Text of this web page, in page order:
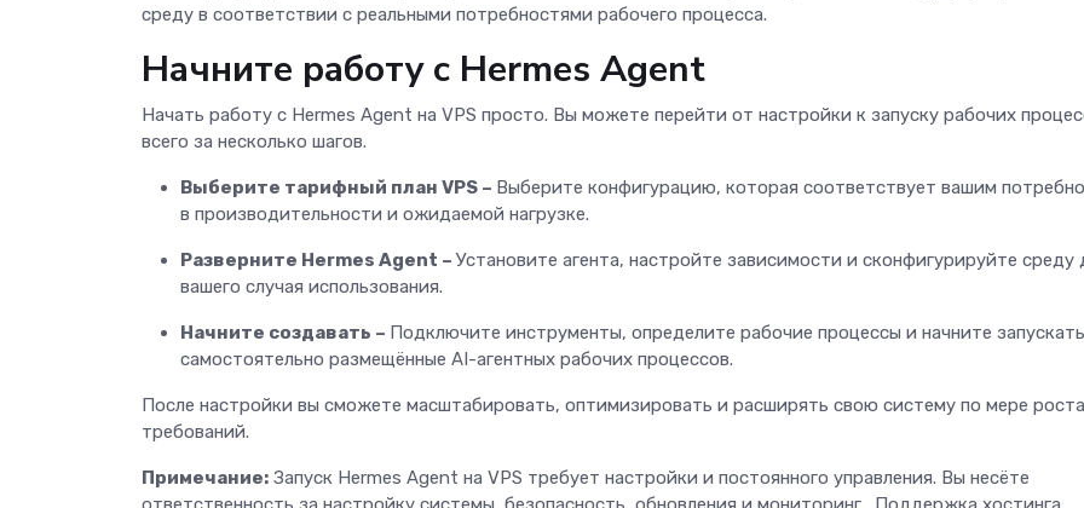
среду в соответствии с реальными потребностями рабочего процесса.
Начните работу с Hermes Agent
Начать работу с Hermes Agent на VPS просто. Вы можете перейти от настройки к запуску рабочих
всего за несколько шагов.
Выберите тарифный план VPS – Выберите конфигурацию, которая соответствует вашим
в производительности и ожидаемой нагрузке.
Разверните Hermes Agent – Установите агента, настройте зависимости и сконфигурируйте среду
вашего случая использования.
Начните создавать – Подключите инструменты, определите рабочие процессы и начните
самостоятельно размещённые AI-агентных рабочих процессов.
После настройки вы сможете масштабировать, оптимизировать и расширять свою систему по мере роста
требований.
Примечание: Запуск Hermes Agent на VPS требует настройки и постоянного управления. Вы несёте